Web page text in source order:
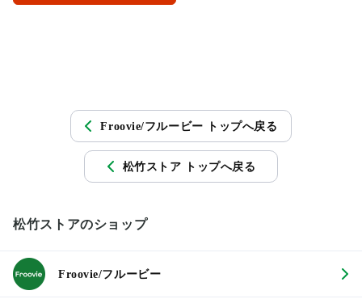
Froovie/フルービー トップへ戻る
松竹ストア トップへ戻る
松竹ストアのショップ
Froovie/フルービー